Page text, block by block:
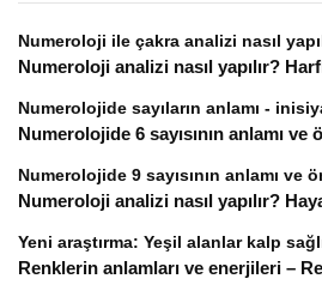
Numeroloji ile çakra analizi nasıl
Numeroloji analizi nasıl yapılır?
Numerolojide sayıların anlamı -
Numerolojide 6 sayısının anlamı ve
Numerolojide 9 sayısının anlamı ve
Numeroloji analizi nasıl yapılır?
Yeni araştırma: Yeşil alanlar kalp
Renklerin anlamları ve enerjileri –